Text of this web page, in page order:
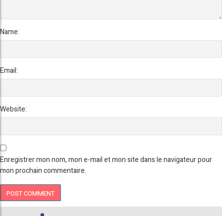
Name:
Email:
Website:
Enregistrer mon nom, mon e-mail et mon site dans le navigateur pour
mon prochain commentaire.